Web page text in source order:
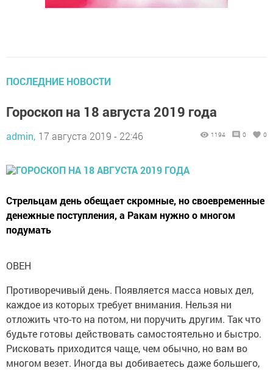
ПОСЛЕДНИЕ НОВОСТИ
Гороскоп на 18 августа 2019 года
admin, 17 августа 2019 - 22:46 1194 0 0
Стрельцам день обещает скромные, но своевременные
денежные поступления, а Ракам нужно о многом
подумать
ОВЕН
Противоречивый день. Появляется масса новых дел,
каждое из которых требует внимания. Нельзя ни
отложить что-то на потом, ни поручить другим. Так что
будьте готовы действовать самостоятельно и быстро.
Рисковать приходится чаще, чем обычно, но вам во
многом везет. Иногда вы добиваетесь даже большего,